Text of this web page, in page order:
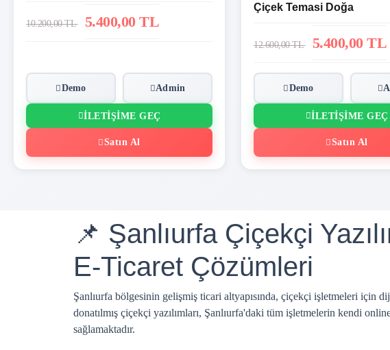
10.200,00 TL 5.400,00 TL
Demo Admin
İLETIŞIME GEÇ
Satın Al
Çiçek Temasi Doğa
12.600,00 TL 5.400,00 TL
Demo
İLETIŞIME GEÇ
Satın Al
📌 Şanlıurfa Çiçekçi
E-Ticaret Çözümleri
Şanlıurfa bölgesinin gelişmiş ticari altyapısında, çiçekçi işletmeleri
donatılmış çiçekçi yazılımları, Şanlıurfa'daki tüm işletmelerin kendi
sağlamaktadır.